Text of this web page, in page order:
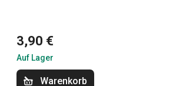
3,90 €
Auf Lager
Warenkorb